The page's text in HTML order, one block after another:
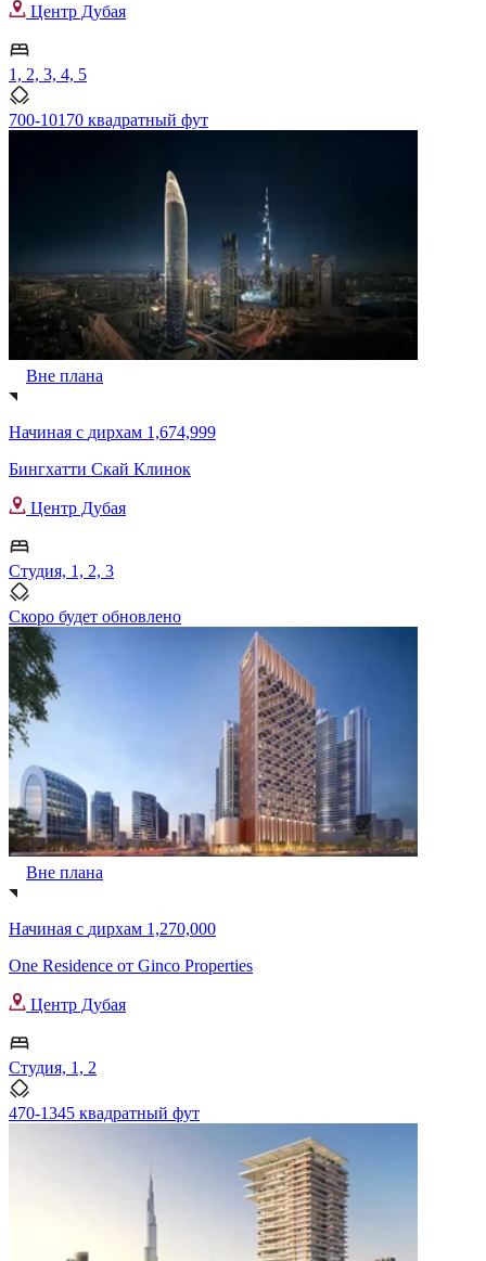
Центр Дубая
1, 2, 3, 4, 5
700-10170 квадратный фут
Вне плана
Начиная с дирхам 1,674,999
Бингхатти Скай Клинок
Центр Дубая
Студия, 1, 2, 3
Скоро будет обновлено
Вне плана
Начиная с дирхам 1,270,000
One Residence от Ginco Properties
Центр Дубая
Студия, 1, 2
470-1345 квадратный фут